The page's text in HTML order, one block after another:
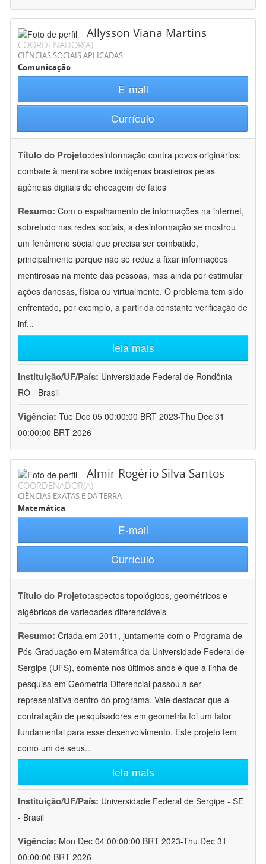
Allysson Viana Martins
COORDENADOR(A)
CIÊNCIAS SOCIAIS APLICADAS
Comunicação
E-mail
Currículo
Título do Projeto:desinformação contra povos originários:
combate à mentira sobre indígenas brasileiros pelas
agências digitais de checagem de fatos
Resumo: Com o espalhamento de informações na internet,
sobretudo nas redes sociais, a desinformação se mostrou
um fenômeno social que precisa ser combatido,
principalmente porque não se reduz a fixar informações
mentirosas na mente das pessoas, mas ainda por estimular
ações danosas, física ou virtualmente. O problema tem sido
enfrentado, por exemplo, a partir da constante verificação de
inf...
leia mais
Instituição/UF/País: Universidade Federal de Rondônia -
RO - Brasil
Vigência: Tue Dec 05 00:00:00 BRT 2023-Thu Dec 31
00:00:00 BRT 2026
Almir Rogério Silva Santos
COORDENADOR(A)
CIÊNCIAS EXATAS E DA TERRA
Matemática
E-mail
Currículo
Título do Projeto:aspectos topológicos, geométricos e
algébricos de variedades diferenciáveis
Resumo: Criada em 2011, juntamente com o Programa de
Pós-Graduação em Matemática da Universidade Federal de
Sergipe (UFS), somente nos últimos anos é que a linha de
pesquisa em Geometria Diferencial passou a ser
representativa dentro do programa. Vale destacar que a
contratação de pesquisadores em geometria foi um fator
fundamental para esse desenvolvimento. Este projeto tem
como um de seus...
leia mais
Instituição/UF/País: Universidade Federal de Sergipe - SE
- Brasil
Vigência: Mon Dec 04 00:00:00 BRT 2023-Thu Dec 31
00:00:00 BRT 2026